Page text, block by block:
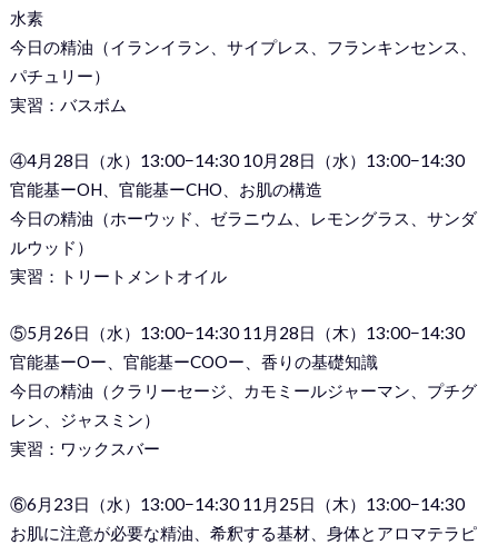
水素
今日の精油（イランイラン、サイプレス、フランキンセンス、
パチュリー）
実習：バスボム
④4月28日（水）13:00−14:30 10月28日（水）13:00−14:30
官能基ーOH、官能基ーCHO、お肌の構造
今日の精油（ホーウッド、ゼラニウム、レモングラス、サンダ
ルウッド）
実習：トリートメントオイル
⑤5月26日（水）13:00−14:30 11月28日（木）13:00−14:30
官能基ーOー、官能基ーCOOー、香りの基礎知識
今日の精油（クラリーセージ、カモミールジャーマン、プチグ
レン、ジャスミン）
実習：ワックスバー
⑥6月23日（水）13:00−14:30 11月25日（木）13:00−14:30
お肌に注意が必要な精油、希釈する基材、身体とアロマテラピ